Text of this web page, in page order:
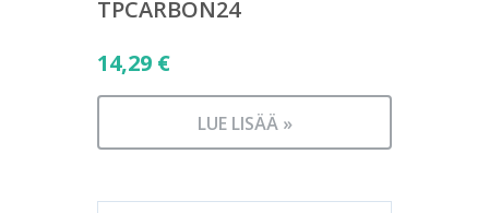
TPCARBON24
14,29 €
LUE LISÄÄ »